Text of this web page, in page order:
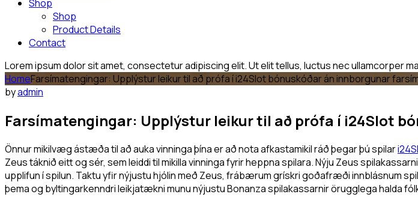
Shop
Shop
Product Details
Contact
Lorem ipsum dolor sit amet, consectetur adipiscing elit. Ut elit tellus, luctus nec ullamcorper
HomeFarsímatengingar: Upplýstur leikur til að prófa í i24Slot bónuskóðar án innborgunar
byadmin
Farsímatengingar: Upplýstur leikur til að prófa í i24Slot
Önnur mikilvæg ástæða til að auka vinninga þína er að nota afkastamikil ráð þegar þú spilar
Zeus táknið eitt og sér, sem leiddi til mikilla vinninga fyrir heppna spilara. Nýju Zeus
upplifun í spilun. Taktu yfir nýjustu hjólin með Zeus, frábærum grískri goðafræði innblásnum
þema og byltingarkenndri leikjatækni munu nýjustu Bonanza spilakassarnir örugglega halda